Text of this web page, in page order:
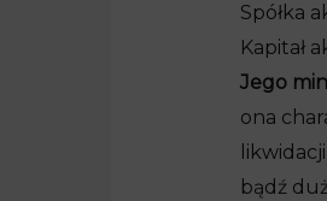
Spółka
Kapitał
Jego
ona
bądź